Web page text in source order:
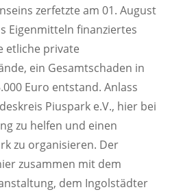
zerfetzte am 01. August
Eigenmitteln finanziertes
etliche private
ein Gesamtschaden in
Euro entstand. Anlass
Piuspark e.V., hier bei
zu helfen und einen
zu organisieren. Der
zusammen mit dem
dem Ingolstädter